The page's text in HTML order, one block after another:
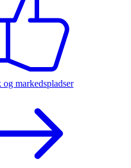
markedspladser